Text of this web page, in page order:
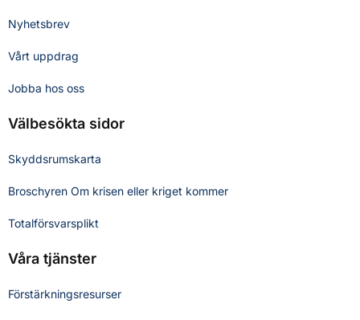
Nyhetsbrev
Vårt uppdrag
Jobba hos oss
Välbesökta sidor
Skyddsrumskarta
Broschyren Om krisen eller kriget kommer
Totalförsvarsplikt
Våra tjänster
Förstärkningsresurser